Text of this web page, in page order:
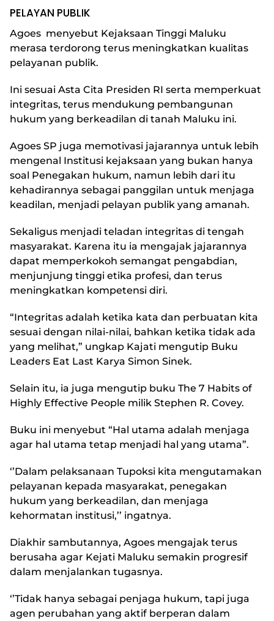
PELAYAN PUBLIK
Agoes menyebut Kejaksaan Tinggi Maluku
merasa terdorong terus meningkatkan kualitas
pelayanan publik.
Ini sesuai Asta Cita Presiden RI serta memperkuat
integritas, terus mendukung pembangunan
hukum yang berkeadilan di tanah Maluku ini.
Agoes SP juga memotivasi jajarannya untuk lebih
mengenal Institusi kejaksaan yang bukan hanya
soal Penegakan hukum, namun lebih dari itu
kehadirannya sebagai panggilan untuk menjaga
keadilan, menjadi pelayan publik yang amanah.
Sekaligus menjadi teladan integritas di tengah
masyarakat. Karena itu ia mengajak jajarannya
dapat memperkokoh semangat pengabdian,
menjunjung tinggi etika profesi, dan terus
meningkatkan kompetensi diri.
“Integritas adalah ketika kata dan perbuatan kita
sesuai dengan nilai-nilai, bahkan ketika tidak ada
yang melihat,” ungkap Kajati mengutip Buku
Leaders Eat Last Karya Simon Sinek.
Selain itu, ia juga mengutip buku The 7 Habits of
Highly Effective People milik Stephen R. Covey.
Buku ini menyebut “Hal utama adalah menjaga
agar hal utama tetap menjadi hal yang utama”.
‘’Dalam pelaksanaan Tupoksi kita mengutamakan
pelayanan kepada masyarakat, penegakan
hukum yang berkeadilan, dan menjaga
kehormatan institusi,’’ ingatnya.
Diakhir sambutannya, Agoes mengajak terus
berusaha agar Kejati Maluku semakin progresif
dalam menjalankan tugasnya.
‘’Tidak hanya sebagai penjaga hukum, tapi juga
agen perubahan yang aktif berperan dalam